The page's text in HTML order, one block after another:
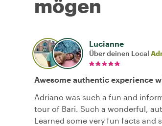
mögen
Lucianne
Über deinen Local
Awesome authentic experience
Adriano was such a fun and
tour of Bari. Such a wonderful,
Learned some very fun facts and